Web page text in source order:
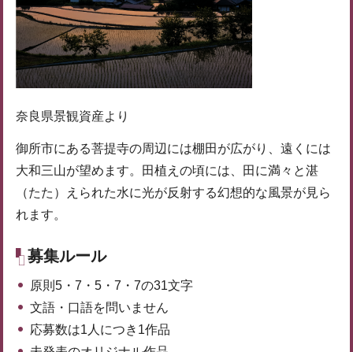
奈良県景観資産より
御所市にある菩提寺の周辺には棚田が広がり、遠くには
大和三山が望めます。田植えの頃には、田に満々と湛
（たた）えられた水に光が反射する幻想的な風景が見ら
れます。
募集ルール
原則5・7・5・7・7の31文字
文語・口語を問いません
応募数は1人につき1作品